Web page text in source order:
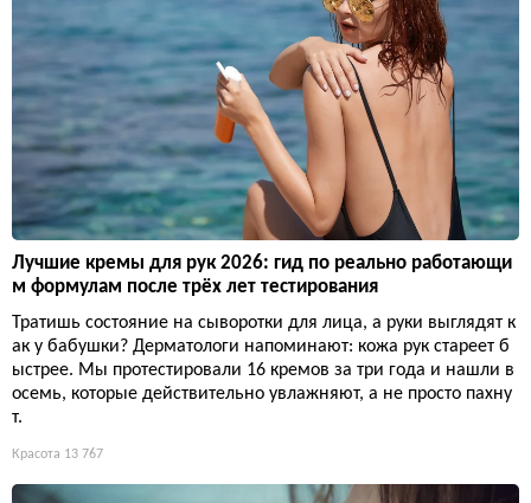
Лучшие кремы для рук 2026: гид по реально работающи
м формулам после трёх лет тестирования
Тратишь состояние на сыворотки для лица, а руки выглядят к
ак у бабушки? Дерматологи напоминают: кожа рук стареет б
ыстрее. Мы протестировали 16 кремов за три года и нашли в
осемь, которые действительно увлажняют, а не просто пахну
т.
Красота 13 767